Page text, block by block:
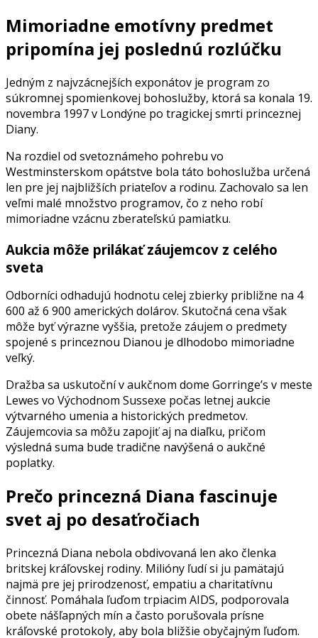
Mimoriadne emotívny predmet
pripomína jej poslednú rozlúčku
Jedným z najvzácnejších exponátov je program zo
súkromnej spomienkovej bohoslužby, ktorá sa konala 19.
novembra 1997 v Londýne po tragickej smrti princeznej
Diany.
Na rozdiel od svetoznámeho pohrebu vo
Westminsterskom opátstve bola táto bohoslužba určená
len pre jej najbližších priateľov a rodinu. Zachovalo sa len
veľmi malé množstvo programov, čo z neho robí
mimoriadne vzácnu zberateľskú pamiatku.
Aukcia môže prilákať záujemcov z celého
sveta
Odborníci odhadujú hodnotu celej zbierky približne na 4
600 až 6 900 amerických dolárov. Skutočná cena však
môže byť výrazne vyššia, pretože záujem o predmety
spojené s princeznou Dianou je dlhodobo mimoriadne
veľký.
Dražba sa uskutoční v aukčnom dome Gorringe’s v meste
Lewes vo Východnom Sussexe počas letnej aukcie
výtvarného umenia a historických predmetov.
Záujemcovia sa môžu zapojiť aj na diaľku, pričom
výsledná suma bude tradične navýšená o aukčné
poplatky.
Prečo princezná Diana fascinuje
svet aj po desaťročiach
Princezná Diana nebola obdivovaná len ako členka
britskej kráľovskej rodiny. Milióny ľudí si ju pamätajú
najmä pre jej prirodzenosť, empatiu a charitatívnu
činnosť. Pomáhala ľuďom trpiacim AIDS, podporovala
obete nášľapných mín a často porušovala prísne
kráľovské protokoly, aby bola bližšie obyčajným ľuďom.